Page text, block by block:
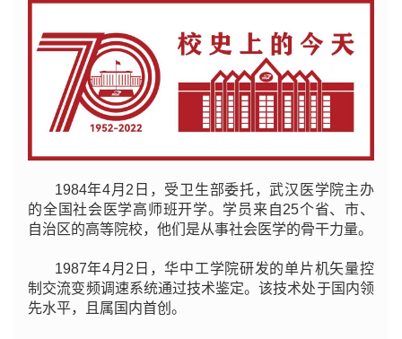
1984年4月2日，受卫生部委托，武汉医学院主办
的全国社会医学高师班开学。学员来自25个省、市、
自治区的高等院校，他们是从事社会医学的骨干力量。
1987年4月2日，华中工学院研发的单片机矢量控
制交流变频调速系统通过技术鉴定。该技术处于国内领
先水平，且属国内首创。